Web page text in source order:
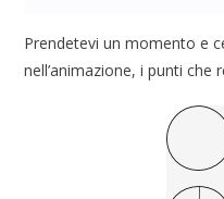
Prendetevi un momento e
nell’animazione, i punti che